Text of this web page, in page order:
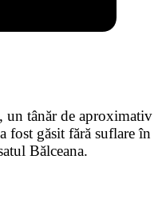
un tânăr de aproximativ
fost găsit fără suflare în
Bălceana.